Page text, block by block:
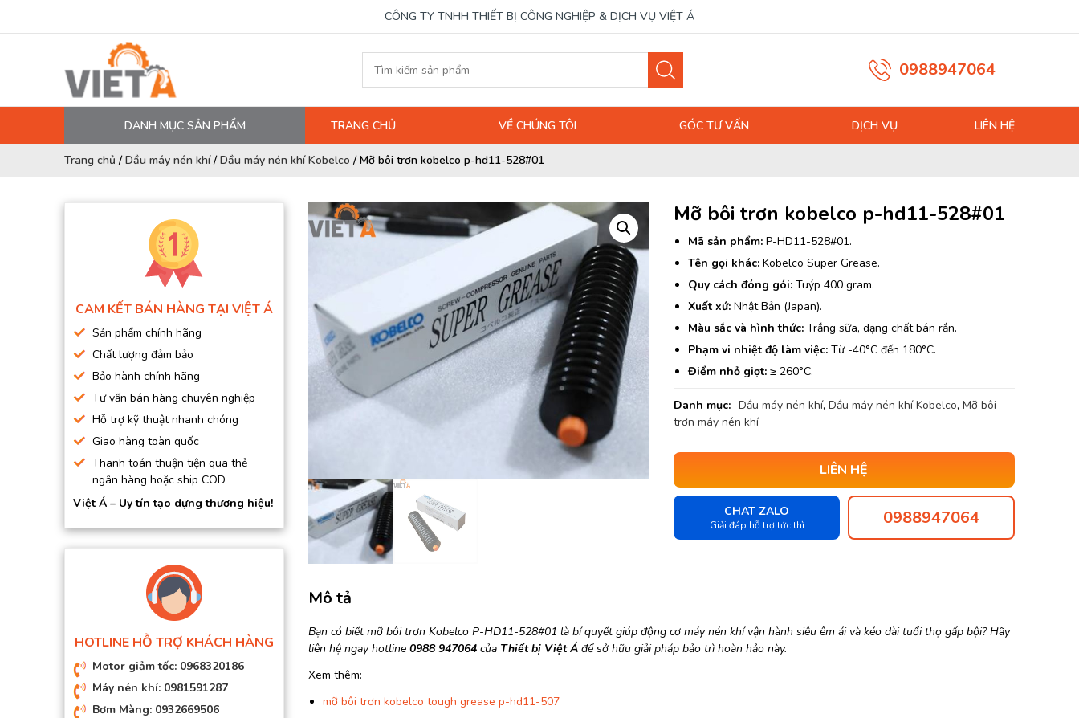
CÔNG TY TNHH THIẾT BỊ CÔNG NGHIỆP & DỊCH VỤ VIỆT Á
0988947064
DANH MỤC SẢN PHẨM
MÁY NÉN KHÍ
DẦU MÁY NÉN KHÍ
DÂY HƠI, ỐNG HƠI
BƠM MÀNG KHÍ NÉN
BƠM HÚT CHÂN KHÔNG
BƠM ĐỊNH LƯỢNG
MOTOR, HỘP GIẢM TỐC
MÁY TẠO KHÍ NITO
TRANG CHỦ VỀ CHÚNG TÔI GÓC TƯ VẤN DỊCH VỤ LIÊN HỆ
Trang chủ /Dầu máy nén khí/Dầu máy nén khí Kobelco /Mỡ bôi trơn kobelco p-hd11-528#01
CAM KẾT BÁN HÀNG TẠI VIỆT Á
Sản phẩm chính hãng
Chất lượng đảm bảo
Bảo hành chính hãng
Tư vấn bán hàng chuyên nghiệp
Hỗ trợ kỹ thuật nhanh chóng
Giao hàng toàn quốc
Thanh toán thuận tiện qua thẻ
ngân hàng hoặc ship COD
Việt Á – Uy tín tạo dựng thương hiệu!
HOTLINE HỖ TRỢ KHÁCH HÀNG
Motor giảm tốc: 0968320186
Máy nén khí: 0981591287
Bơm Màng: 0932669506
Mỡ bôi trơn kobelco p-hd11-528#01
Mã sản phẩm:P-HD11-528#01.
Tên gọi khác:Kobelco Super Grease.
Quy cách đóng gói:Tuýp 400 gram.
Xuất xứ:Nhật Bản (Japan).
Màu sắc và hình thức:Trắng sữa, dạng chất bán rắn.
Phạm vi nhiệt độ làm việc:Từ -40°C đến 180°C.
Điểm nhỏ giọt:≥ 260°C.
Danh mục: Dầu máy nén khí, Dầu máy nén khí Kobelco, Mỡ bôi
trơn máy nén khí
LIÊN HỆ
CHAT ZALO
Giải đáp hỗ trợ tức thì 0988947064
Mô tả
Bạn có biết mỡ bôi trơn Kobelco P-HD11-528#01 là bí quyết giúp động cơ máy nén khí vận hành siêu êm ái và kéo dài tuổi thọ gấp bội? Hãy
liên hệ ngay hotline 0988 947064của Thiết bị Việt Áđể sở hữu giải pháp bảo trì hoàn hảo này.
Xem thêm:
mỡ bôi trơn kobelco tough grease p-hd11-507